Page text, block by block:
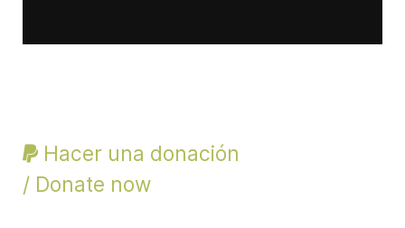
Hacer una donación
/ Donate now